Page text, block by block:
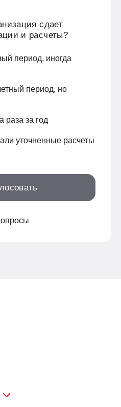
сдает
и расчеты?
период, иногда
период, но
раза за год
уточненные расчеты